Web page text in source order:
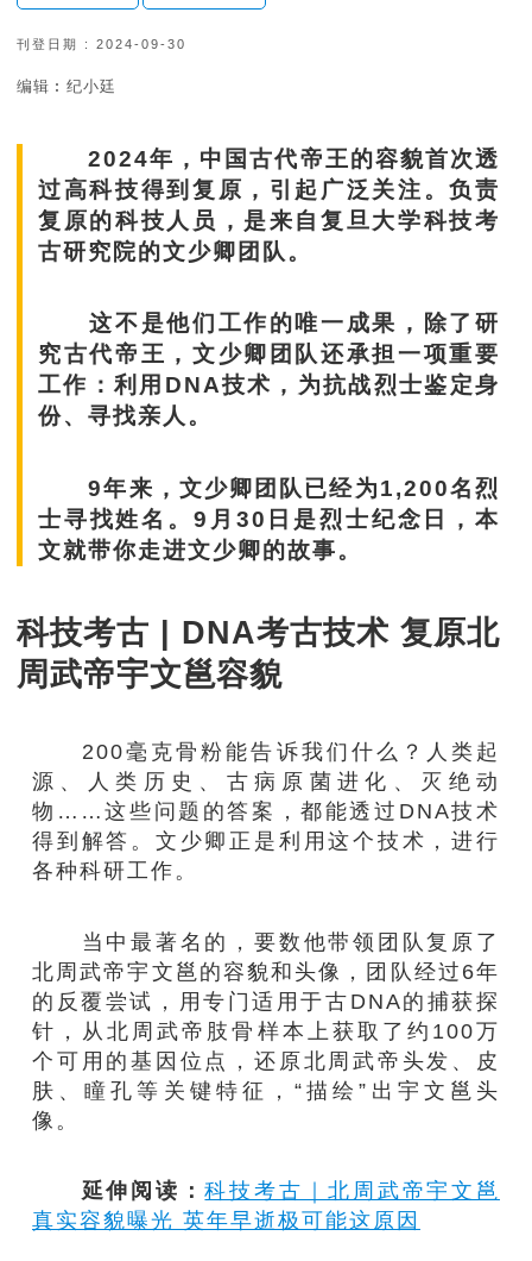
刊登日期 : 2024-09-30
编辑︰纪小廷
2024年，中国古代帝王的容貌首次透
过高科技得到复原，引起广泛关注。负责
复原的科技人员，是来自复旦大学科技考
古研究院的文少卿团队。
这不是他们工作的唯一成果，除了研
究古代帝王，文少卿团队还承担一项重要
工作：利用DNA技术，为抗战烈士鉴定身
份、寻找亲人。
9年来，文少卿团队已经为1,200名烈
士寻找姓名。9月30日是烈士纪念日，本
文就带你走进文少卿的故事。
科技考古 | DNA考古技术 复原北
周武帝宇文邕容貌
200毫克骨粉能告诉我们什么？人类起
源、人类历史、古病原菌进化、灭绝动
物……这些问题的答案，都能透过DNA技术
得到解答。文少卿正是利用这个技术，进行
各种科研工作。
当中最著名的，要数他带领团队复原了
北周武帝宇文邕的容貌和头像，团队经过6年
的反覆尝试，用专门适用于古DNA的捕获探
针，从北周武帝肢骨样本上获取了约100万
个可用的基因位点，还原北周武帝头发、皮
肤、瞳孔等关键特征，“描绘”出宇文邕头
像。
延伸阅读：科技考古｜北周武帝宇文邕
真实容貌曝光 英年早逝极可能这原因